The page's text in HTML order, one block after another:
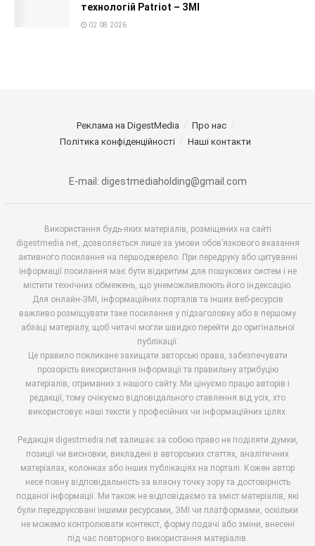
технологій Patriot – ЗМІ
02.08.2026
Реклама на DigestMedia
Про нас
Політика конфіденційності
Наші контакти
E-mail: digestmediaholding@gmail.com
Використання будь-яких матеріалів, розміщених на сайті
digestmedia.net, дозволяється лише за умови обов’язкового вказання
активного посилання на першоджерело. При передруку або цитуванні
інформації посилання має бути відкритим для пошукових систем і не
містити технічних обмежень, що унеможливлюють його індексацію.
Для онлайн-ЗМІ, інформаційних порталів та інших веб-ресурсів
важливо розміщувати таке посилання у підзаголовку або в першому
абзаці матеріалу, щоб читачі могли швидко перейти до оригінальної
публікації.
Це правило покликане захищати авторські права, забезпечувати
прозорість використання інформації та правильну атрибуцію
матеріалів, отриманих з нашого сайту. Ми цінуємо працю авторів і
редакції, тому очікуємо відповідального ставлення від усіх, хто
використовує наші тексти у професійних чи інформаційних цілях.
Редакція digestmedia.net залишає за собою право не поділяти думки,
позиції чи висновки, викладені в авторських статтях, аналітичних
матеріалах, колонках або інших публікаціях на порталі. Кожен автор
несе повну відповідальність за власну точку зору та достовірність
поданої інформації. Ми також не відповідаємо за зміст матеріалів, які
були передруковані іншими ресурсами, ЗМІ чи платформами, оскільки
не можемо контролювати контекст, форму подачі або зміни, внесені
під час повторного використання матеріалів.